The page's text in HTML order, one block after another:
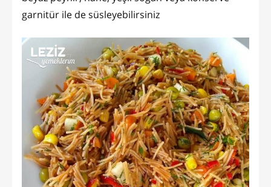
garnitür ile de süsleyebilirsiniz